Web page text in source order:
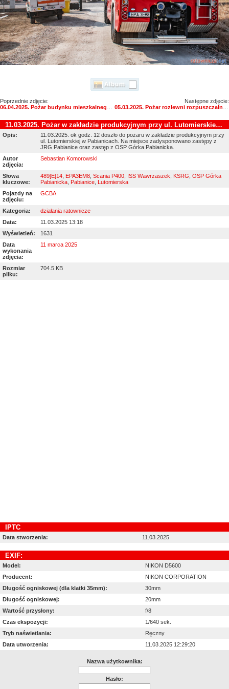
Poprzednie zdjęcie:
06.04.2025. Pożar budynku mieszkalnego w m. Górna Wola
Następne zdjęcie:
05.03.2025. Pożar rozlewni rozpuszczalników w miejscowości Słowik [18]
11.03.2025. Pożar w zakładzie produkcyjnym przy ul. Lutomierskiej w Pabianicach
Opis:
11.03.2025. ok godz. 12 doszło do pożaru w zakładzie produkcyjnym przy
ul. Lutomierskiej w Pabianicach. Na miejsce zadysponowano zastępy z
JRG Pabianice oraz zastęp z OSP Górka Pabianicka.
Autor
zdjęcia:
Sebastian Komorowski
Słowa
kluczowe:
489[E]14 EPA3EM8 Scania P400 ISS Wawrzaszek KSRG OSP Górka
Pabianicka
Pabianice
Lutomierska
Pojazdy na
zdjęciu:
GCBA
Kategoria:
działania ratownicze
Data:
11.03.2025 13:18
Wyświetleń:
1631
Data
wykonania
zdjęcia:
11 marca 2025
Rozmiar
pliku:
704.5 KB
IPTC
Data stworzenia: 11.03.2025
EXIF:
Model:
NIKON D5600
Producent:
NIKON CORPORATION
Długość ogniskowej (dla klatki 35mm):
30mm
Długość ogniskowej:
20mm
Wartość przysłony:
f/8
Czas ekspozycji:
1/640 sek.
Tryb naświetlania:
Ręczny
Data utworzenia:
11.03.2025 12:29:20
Nazwa użytkownika:
Hasło: